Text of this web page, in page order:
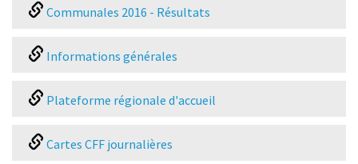
Communales 2016 - Résultats
Informations générales
Plateforme régionale d'accueil
Cartes CFF journalières